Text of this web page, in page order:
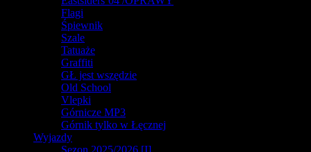
Flagi
Śpiewnik
Szale
Tatuaże
Graffiti
GŁ jest wszędzie
Old School
Vlepki
Górnicze MP3
Górnik tylko w Łęcznej
Wyjazdy
Sezon 2025/2026 [I]